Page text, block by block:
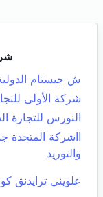
ش جيستام
شركة الأولى
النورس للتجارة
ااشركة المتحدة
والتوريد
علويني ترايدنق